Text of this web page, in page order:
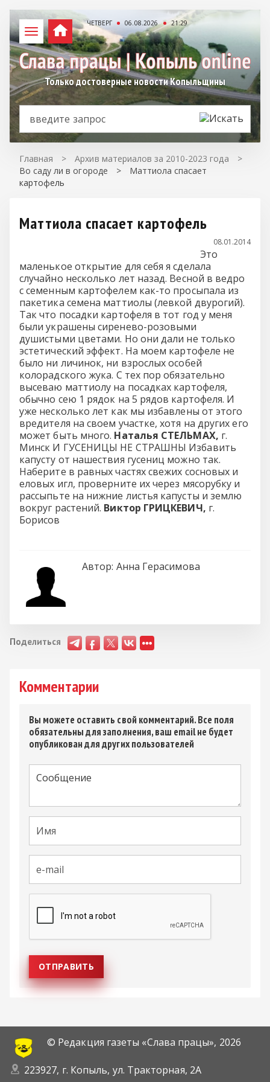
ЧЕТВЕРГ 06.08.2026 21:29
Только достоверные новости Копыльщины
Главная > Архив материалов за 2010-2023 года
>
Во саду ли в огороде
>
Маттиола спасает
картофель
Маттиола спасает картофель
08.01.2014
Это
маленькое открытие для себя я сделала
случайно несколько лет назад. Весной в ведро
с семенным картофелем как-то просыпала из
пакетика семена маттиолы (левкой двурогий).
Так что посадки картофеля в тот год у меня
были украшены сиренево-розовыми
душистыми цветами. Но они дали не только
эстетический эффект. На моем картофеле не
было ни личинок, ни взрослых особей
колорадского жука. С тех пор обязательно
высеваю маттиолу на посадках картофеля,
обычно сею 1 рядок на 5 рядов картофеля. И
уже несколько лет как мы избавлены от этого
вредителя на своем участке, хотя на других его
может быть много. Наталья СТЕЛЬМАХ, г.
Минск И ГУСЕНИЦЫ НЕ СТРАШНЫ Избавить
капусту от нашествия гусениц можно так.
Наберите в равных частях свежих сосновых и
еловых игл, проверните их через мясорубку и
рассыпьте на нижние листья капусты и землю
вокруг растений. Виктор ГРИЦКЕВИЧ, г.
Борисов
Автор: Анна Герасимова
Поделиться
Комментарии
Вы можете оставить свой комментарий. Все поля
обязательны для заполнения, ваш email не будет
опубликован для других пользователей
© Редакция газеты «Слава працы», 2026
223927, г. Копыль, ул. Тракторная, 2А